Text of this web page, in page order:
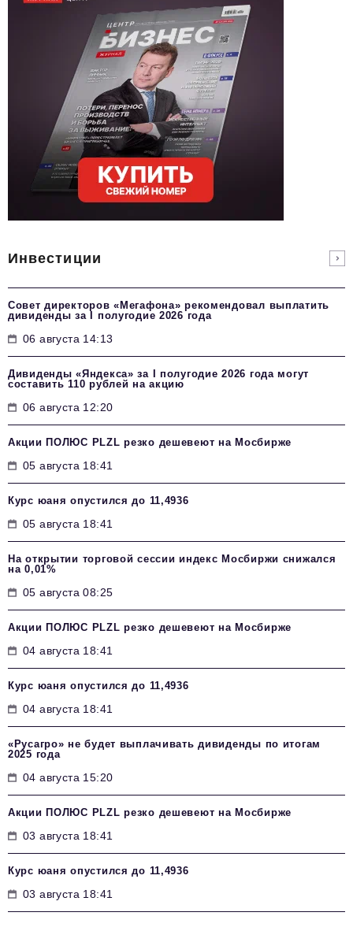
Инвестиции
Совет директоров «Мегафона» рекомендовал выплатить
дивиденды за I полугодие 2026 года
06 августа 14:13
Дивиденды «Яндекса» за I полугодие 2026 года могут
составить 110 рублей на акцию
06 августа 12:20
Акции ПОЛЮС PLZL резко дешевеют на Мосбирже
05 августа 18:41
Курс юаня опустился до 11,4936
05 августа 18:41
На открытии торговой сессии индекс Мосбиржи снижался
на 0,01%
05 августа 08:25
Акции ПОЛЮС PLZL резко дешевеют на Мосбирже
04 августа 18:41
Курс юаня опустился до 11,4936
04 августа 18:41
«Русагро» не будет выплачивать дивиденды по итогам
2025 года
04 августа 15:20
Акции ПОЛЮС PLZL резко дешевеют на Мосбирже
03 августа 18:41
Курс юаня опустился до 11,4936
03 августа 18:41